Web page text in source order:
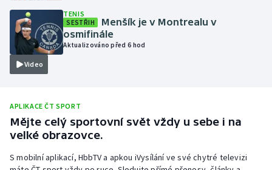
Parasport
Plavání
Ragby
Rychlobruslení
Video
TENIS
SESTŘIH
Menšík je v Montrealu v
osmifinále
Aktualizováno před 6 hod
APLIKACE ČT SPORT
Mějte celý sportovní svět vždy u sebe i na
velké obrazovce.
S mobilní aplikací, HbbTV a apkou iVysílání ve své chytré televizi